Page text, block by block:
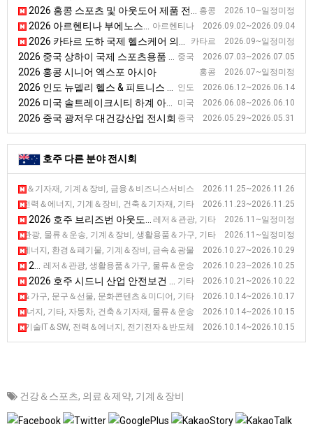
홍콩 2026.10~일정미정
2026 홍콩 스포츠 및 아웃도어 제품 전시회 [Asian Sporting & Outdoor Products Show]
아르헨티나 2026.09.02~2026.09.04
2026 아르헨티나 부에노스아이레스 보안안전화재 전시회 [Intersec]
카타르 2026.09~일정미정
2026 카타르 도하 국제 헬스케어 의료 전시회 [Qatar Medicare]
중국 2026.07.03~2026.07.05
2026 중국 상하이 국제 스포츠용품 전시회 [China Sport Show]
홍콩 2026.07~일정미정
2026 홍콩 시니어 엑스포 아시아
인도 2026.06.12~2026.06.14
2026 인도 뉴델리 헬스 & 피트니스 전시회 [IHFF]
미국 2026.06.08~2026.06.10
2026 미국 솔트레이크시티 하계 아웃도어용품 전시회
중국 2026.05.29~2026.05.31
2026 중국 광저우 대건강산업 전시회
호주 다른 분야 전시회
건축＆기자재, 기계＆장비, 금융＆비즈니스서비스 2026.11.25~2026.11.26
2026 호주 멜버른 건축 전시회 [Melbourne Build 2026]
SW, 전력＆에너지, 기계＆장비, 건축＆기자재, 기타 2026.11.23~2026.11.25
2026 호주 브리즈번 철도 산업 전시회 [AUSRAIL PLUS]
레저＆관광, 기타 2026.11~일정미정
2026 호주 브리즈번 아웃도어 및 어드벤처 전시회 [Adventure Expo]
저＆관광, 물류＆운송, 기계＆장비, 생활용품＆가구, 기타 2026.11~일정미정
2026 호주 시드니 국제 보트 전시회 [Sydney International Boat
력＆에너지, 환경＆폐기물, 기계＆장비, 금속＆광물 2026.10.27~2026.10.29
2026 호주 시드니 국제 광업 및 자원 전시회 [IMARC]
레저＆관광, 생활용품＆가구, 물류＆운송 2026.10.23~2026.10.25
2026 호주 캔버라 캐러빈 & 캠핑 전시회 [Caravan Lifestyle Expo]
기타 2026.10.21~2026.10.22
2026 호주 시드니 산업 안전보건 전시회 [Workplace Health &Safety]
용품＆가구, 문구＆선물, 문화콘텐츠＆미디어, 기타 2026.10.14~2026.10.17
2026 호주 브리즈번 수공예 & 퀼트 전시회 [Craft & Quilt Fair]
＆에너지, 기타, 자동차, 건축＆기자재, 물류＆운송 2026.10.14~2026.10.15
2026 호주 시드니 도로 건설 전시회 [Highways AU]
통신기술IT＆SW, 전력＆에너지, 전기전자＆반도체 2026.10.14~2026.10.15
2026 호주 시드니 모빌리티 라이브 전시회 [Mobility Live Australia]
건강＆스포츠, 의료＆제약, 기계＆장비